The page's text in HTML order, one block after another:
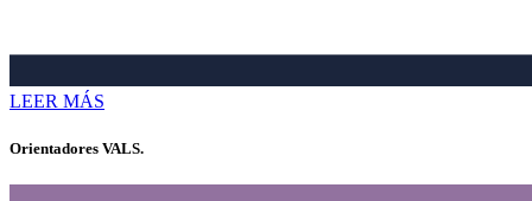
LEER MÁS
Orientadores VALS.